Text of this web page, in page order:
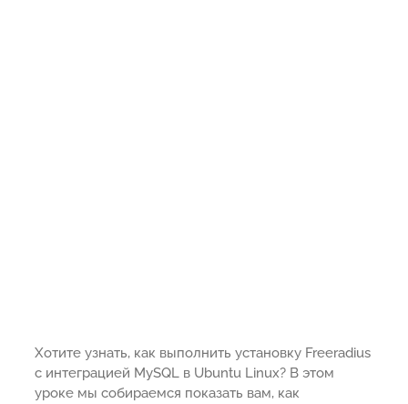
Хотите узнать, как выполнить установку Freeradius
с интеграцией MySQL в Ubuntu Linux? В этом
уроке мы собираемся показать вам, как